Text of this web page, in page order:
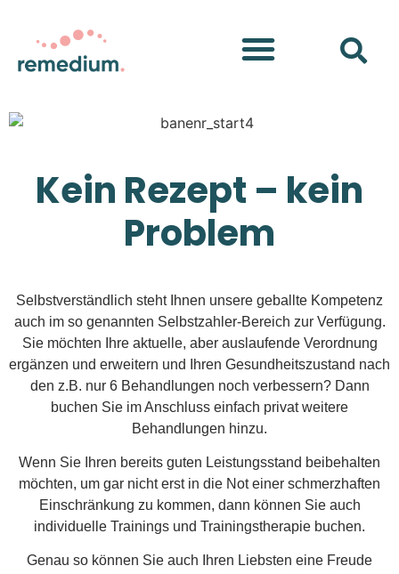
Kein Rezept – kein
Problem
Selbstverständlich steht Ihnen unsere geballte Kompetenz
auch im so genannten Selbstzahler-Bereich zur Verfügung.
Sie möchten Ihre aktuelle, aber auslaufende Verordnung
ergänzen und erweitern und Ihren Gesundheitszustand nach
den z.B. nur 6 Behandlungen noch verbessern? Dann
buchen Sie im Anschluss einfach privat weitere
Behandlungen hinzu.
Wenn Sie Ihren bereits guten Leistungsstand beibehalten
möchten, um gar nicht erst in die Not einer schmerzhaften
Einschränkung zu kommen, dann können Sie auch
individuelle Trainings und Trainingstherapie buchen.
Genau so können Sie auch Ihren Liebsten eine Freude